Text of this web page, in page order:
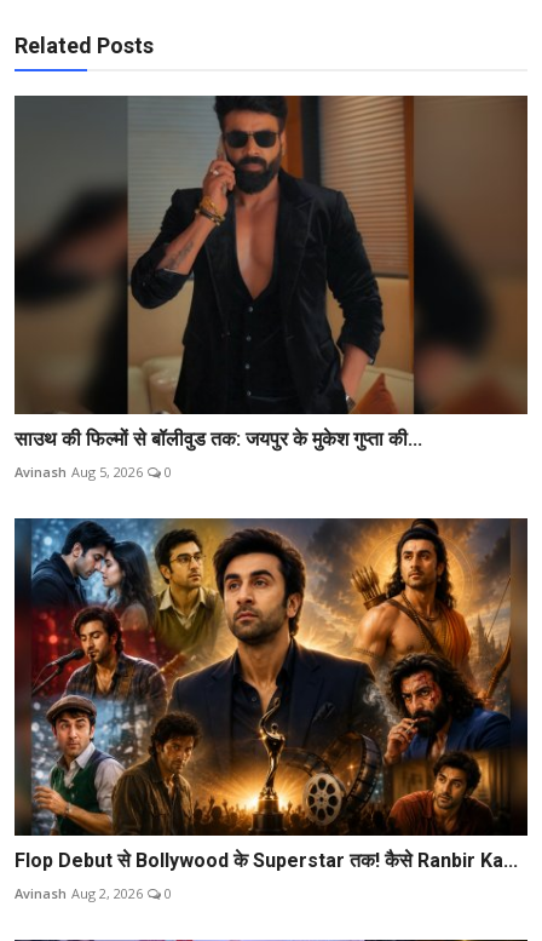
Related Posts
साउथ की फिल्मों से बॉलीवुड तक: जयपुर के मुकेश गुप्ता की...
Avinash Aug 5, 2026 0
Flop Debut से Bollywood के Superstar तक! कैसे Ranbir Ka...
Avinash Aug 2, 2026 0